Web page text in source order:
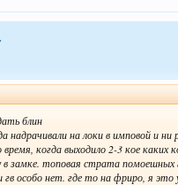
блин
надрачивали на локи в имповой и ни
время, когда выходило 2-3 кое каких
замке. топовая страта помоешных
особо нет. где то на фриро, я это